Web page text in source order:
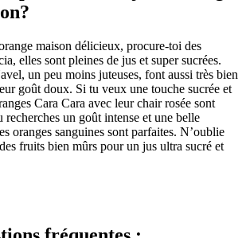
maison délicieux, procure-toi des
elles sont pleines de jus et super sucrées.
un peu moins juteuses, font aussi très bien
goût doux. Si tu veux une touche sucrée et
Cara Cara avec leur chair rosée sont
recherches un goût intense et une belle
oranges sanguines sont parfaites. N’oublie
fruits bien mûrs pour un jus ultra sucré et